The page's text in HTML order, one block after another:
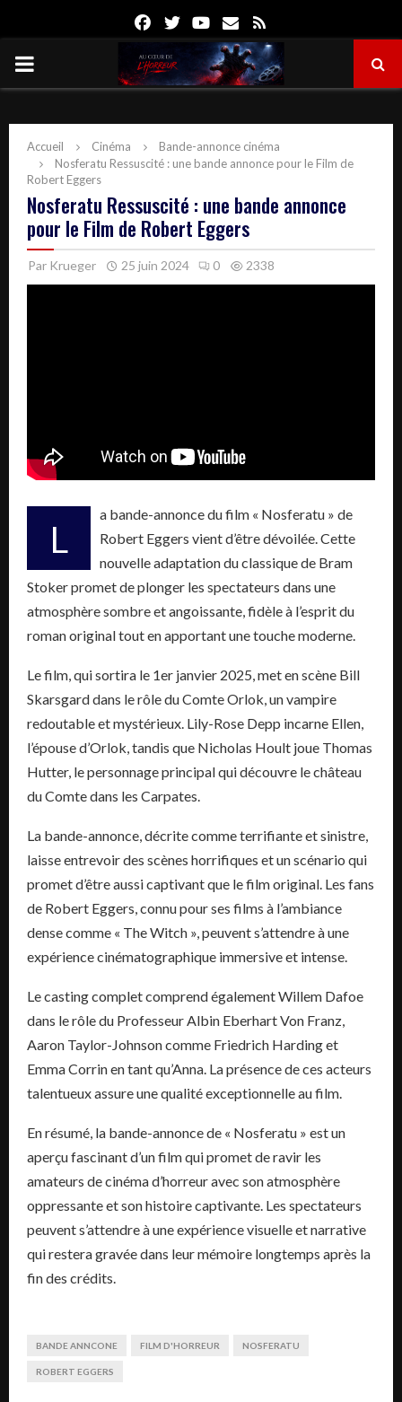
FacebookTwitterYoutube
Email
PRIMARY
Accueil Cinéma
Bande-annonce cinéma
Nosferatu Ressuscité : une bande annonce pour le Film de
Robert Eggers
Nosferatu Ressuscité : une bande annonce
pour le Film de Robert Eggers
Par Krueger 25 juin 2024 0 2338
L
a bande-annonce du film « Nosferatu » de
Robert Eggers vient d’être dévoilée. Cette
nouvelle adaptation du classique de Bram
Stoker promet de plonger les spectateurs dans une
atmosphère sombre et angoissante, fidèle à l’esprit du
roman original tout en apportant une touche moderne.
Le film, qui sortira le 1er janvier 2025, met en scène Bill
Skarsgard dans le rôle du Comte Orlok, un vampire
redoutable et mystérieux. Lily-Rose Depp incarne Ellen,
l’épouse d’Orlok, tandis que Nicholas Hoult joue Thomas
Hutter, le personnage principal qui découvre le château
du Comte dans les Carpates.
La bande-annonce, décrite comme terrifiante et sinistre,
laisse entrevoir des scènes horrifiques et un scénario qui
promet d’être aussi captivant que le film original. Les fans
de Robert Eggers, connu pour ses films à l’ambiance
dense comme « The Witch », peuvent s’attendre à une
expérience cinématographique immersive et intense.
Le casting complet comprend également Willem Dafoe
dans le rôle du Professeur Albin Eberhart Von Franz,
Aaron Taylor-Johnson comme Friedrich Harding et
Emma Corrin en tant qu’Anna. La présence de ces acteurs
talentueux assure une qualité exceptionnelle au film.
En résumé, la bande-annonce de « Nosferatu » est un
aperçu fascinant d’un film qui promet de ravir les
amateurs de cinéma d’horreur avec son atmosphère
oppressante et son histoire captivante. Les spectateurs
peuvent s’attendre à une expérience visuelle et narrative
qui restera gravée dans leur mémoire longtemps après la
fin des crédits.
BANDE ANNCONE FILM D'HORREUR NOSFERATU
ROBERT EGGERS